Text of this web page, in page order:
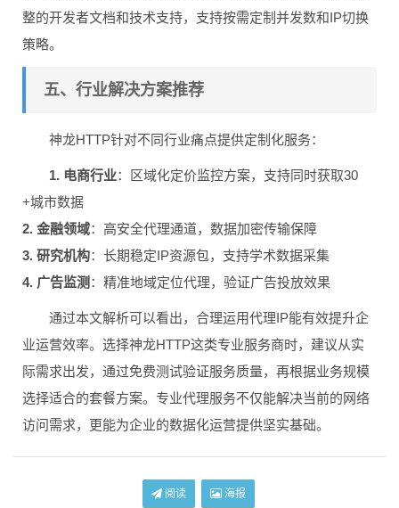
整的开发者文档和技术支持，支持按需定制并发数和IP切换
策略。
五、行业解决方案推荐
神龙HTTP针对不同行业痛点提供定制化服务：
1. 电商行业：区域化定价监控方案，支持同时获取30
+城市数据
2. 金融领域：高安全代理通道，数据加密传输保障
3. 研究机构：长期稳定IP资源包，支持学术数据采集
4. 广告监测 ：精准地域定位代理，验证广告投放效果
通过本文解析可以看出，合理运用代理IP能有效提升企
业运营效率。选择神龙HTTP这类专业服务商时，建议从实
际需求出发，通过免费测试验证服务质量，再根据业务规模
选择适合的套餐方案。专业代理服务不仅能解决当前的网络
访问需求，更能为企业的数据化运营提供坚实基础。
阅读 海报